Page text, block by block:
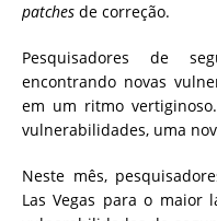
patches de correção.
Pesquisadores de
encontrando novas
em um ritmo
vulnerabilidades, uma
Neste mês,
Las Vegas para o maior